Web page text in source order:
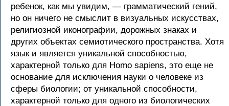
ребенок, как мы увидим, — грамматический гений,
но он ничего не смыслит в визуальных искусствах,
религиозной иконографии, дорожных знаках и
других объектах семиотического пространства. Хотя
язык и является уникальной способностью,
характерной только для Homo sapiens, это еще не
основание для исключения науки о человеке из
сферы биологии; от уникальной способности,
характерной только для одного из биологических